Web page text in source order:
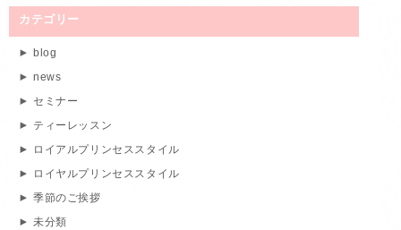
カテゴリー
blog
news
セミナー
ティーレッスン
ロイアルプリンセススタイル
ロイヤルプリンセススタイル
季節のご挨拶
未分類